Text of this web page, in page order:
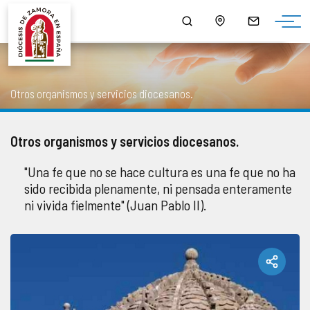
Otros organismos y servicios diocesanos.
Otros organismos y servicios diocesanos.
"Una fe que no se hace cultura es una fe que no ha
sido recibida plenamente, ni pensada enteramente
ni vivida fielmente" (Juan Pablo II).
¿QUIÉNES SOMOS?
HISTORIA
NORMATIVA DIOCESANA
CÓDIGO DE CONDUCTA
MONS. FERNANDO VALERA SÁNCHEZ
DOCUMENTOS
ORGANIGRAMA
CONSEJOS DIOCESANOS
CABILDO CATEDRAL
OTROS ORGANISMOS Y SERVICIOS DIOCESANOS
ENSEÑANZA
HORARIO DE MISAS
ARCIPRESTAZGOS
NOTICIAS
PUBLICACIONES
CAMPAÑAS
ENLACES DE INTERÉS